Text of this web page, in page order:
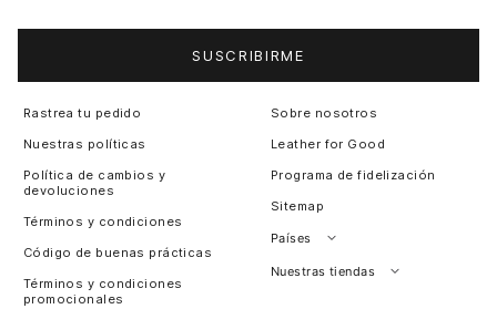
SUSCRIBIRME
Rastrea tu pedido
Nuestras políticas
Política de cambios y
devoluciones
Términos y condiciones
Código de buenas prácticas
Términos y condiciones
promocionales
Sobre nosotros
Leather for Good
Programa de fidelización
Sitemap
Países
Perú
Nuestras tiendas